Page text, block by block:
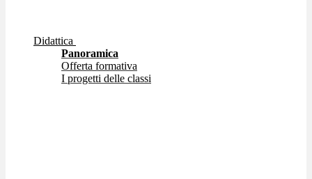
Didattica
Panoramica
Offerta formativa
I progetti delle classi